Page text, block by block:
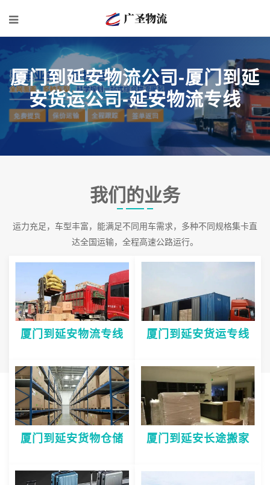
厦门到延安物流公司-厦门到延
安货运公司-延安物流专线
我们的业务
运力充足，车型丰富，能满足不同用车需求，多种不同规格集卡直
达全国运输，全程高速公路运行。
厦门到延安物流专线 厦门到延安货运专线
厦门到延安货物仓储 厦门到延安长途搬家